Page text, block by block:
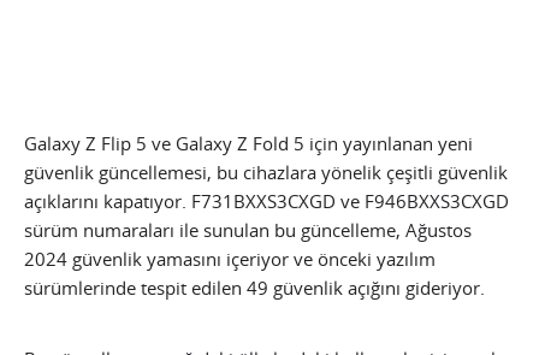
Galaxy Z Flip 5 ve Galaxy Z Fold 5 için yayınlanan yeni
güvenlik güncellemesi, bu cihazlara yönelik çeşitli güvenlik
açıklarını kapatıyor. F731BXXS3CXGD ve F946BXXS3CXGD
sürüm numaraları ile sunulan bu güncelleme, Ağustos
2024 güvenlik yamasını içeriyor ve önceki yazılım
sürümlerinde tespit edilen 49 güvenlik açığını gideriyor.